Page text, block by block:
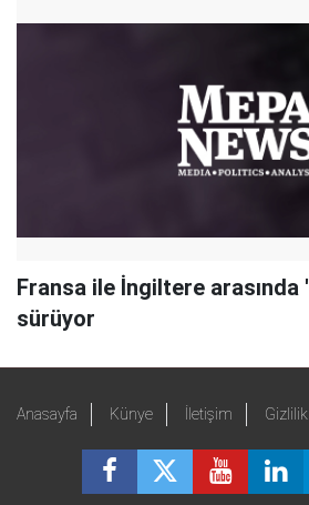
Fransa ile İngiltere arasında
sürüyor
Anasayfa Künye İletişim